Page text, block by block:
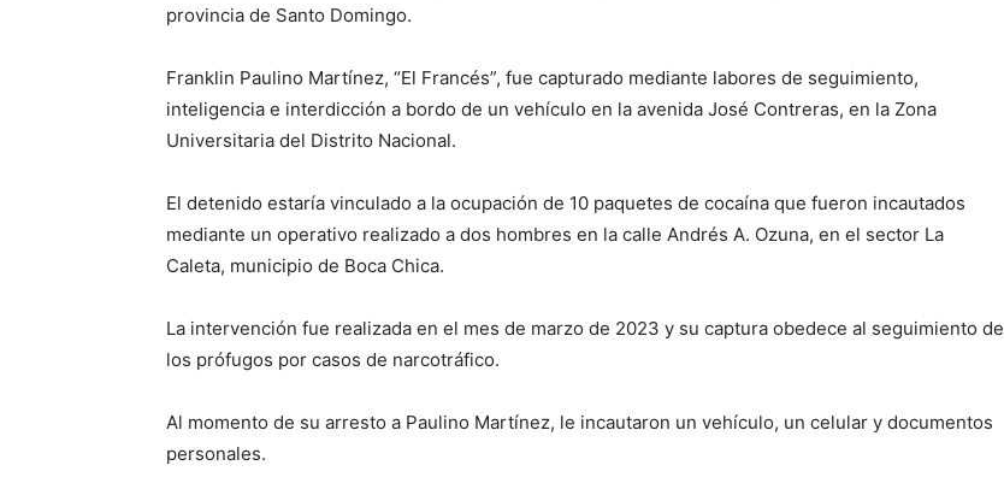
provincia de Santo Domingo.
Franklin Paulino Martínez, “El Francés”, fue capturado mediante labores de seguimiento,
inteligencia e interdicción a bordo de un vehículo en la avenida José Contreras, en la Zona
Universitaria del Distrito Nacional.
El detenido estaría vinculado a la ocupación de 10 paquetes de cocaína que fueron incautados
mediante un operativo realizado a dos hombres en la calle Andrés A. Ozuna, en el sector La
Caleta, municipio de Boca Chica.
La intervención fue realizada en el mes de marzo de 2023 y su captura obedece al seguimiento de
los prófugos por casos de narcotráfico.
Al momento de su arresto a Paulino Martínez, le incautaron un vehículo, un celular y documentos
personales.